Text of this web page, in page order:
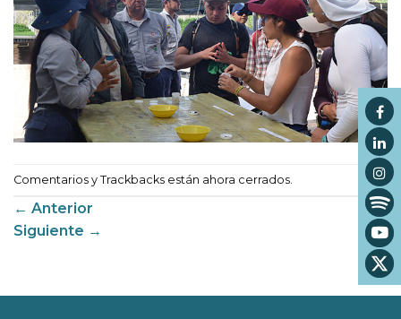
Comentarios y Trackbacks están ahora cerrados.
← Anterior
Siguiente →